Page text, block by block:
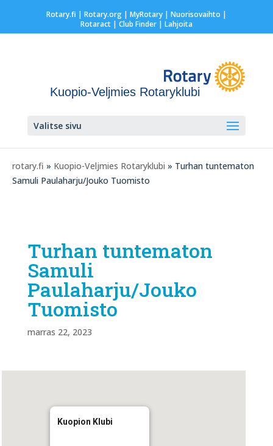
Rotary.fi | Rotary.org| MyRotary | Nuorisovaihto |
Rotaract| Club Finder| Lahjoita
Kuopio-Veljmies Rotaryklubi
Valitse sivu
rotary.fi » Kuopio-Veljmies Rotaryklubi » Turhan tuntematon
Samuli Paulaharju/Jouko Tuomisto
Turhan tuntematon
Samuli
Paulaharju/Jouko
Tuomisto
marras 22, 2023
Kuopion Klubi